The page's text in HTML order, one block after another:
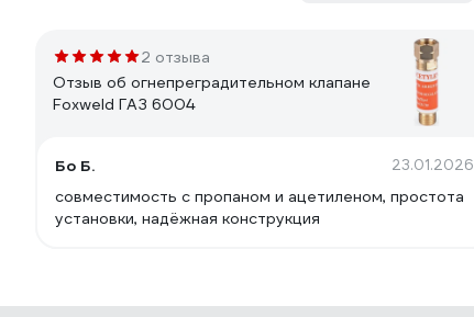
2 отзыва
Отзыв об огнепреградительном клапане
Foxweld ГАЗ 6004
Бо Б. 23.01.2026
совместимость с пропаном и ацетиленом, простота
установки, надёжная конструкция